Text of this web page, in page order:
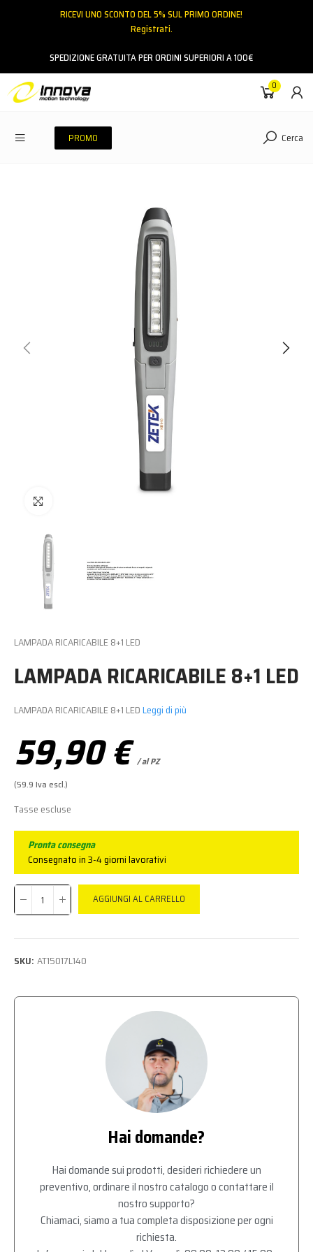
RICEVI UNO SCONTO DEL 5% SUL PRIMO ORDINE!
Registrati.
SPEDIZIONE GRATUITA PER ORDINI SUPERIORI A 100€
0
PROMO Cerca
LAMPADA RICARICABILE 8+1 LED
LAMPADA RICARICABILE 8+1 LED
LAMPADA RICARICABILE 8+1 LEDLeggi di più
59,90 € / al PZ
(59.9 Iva escl.)
Tasse escluse
Pronta consegna
Consegnato in 3-4 giorni lavorativi
AGGIUNGI AL CARRELLO
SKU: AT15017L140
Hai domande?
Hai domande sui prodotti, desideri richiedere un
preventivo, ordinare il nostro catalogo o contattare il
nostro supporto?
Chiamaci, siamo a tua completa disposizione per ogni
richiesta.
Hai dimenticato la password?
CREA UN NUOVO ACCOUNT